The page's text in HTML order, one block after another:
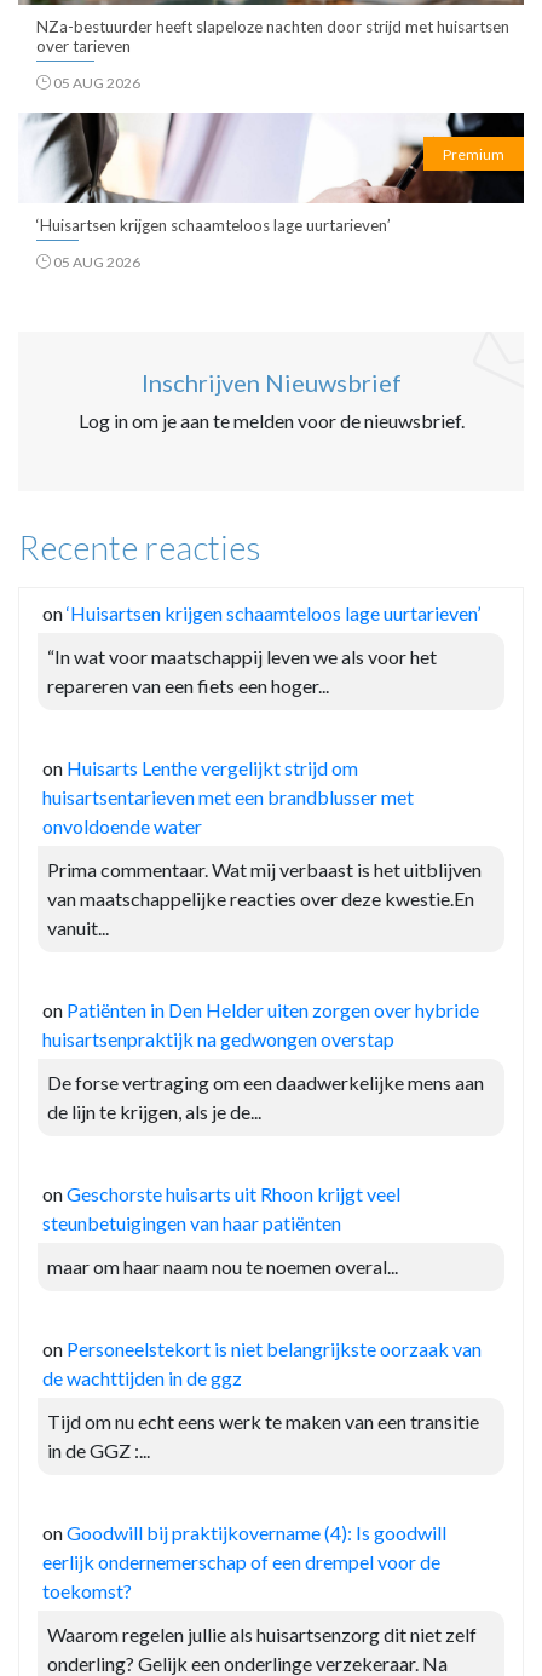
NZa-bestuurder heeft slapeloze nachten door strijd met huisartsen
over tarieven
05 AUG 2026
Premium
‘Huisartsen krijgen schaamteloos lage uurtarieven’
05 AUG 2026
Inschrijven Nieuwsbrief
Log in om je aan te melden voor de nieuwsbrief.
Recente reacties
on‘Huisartsen krijgen schaamteloos lage uurtarieven’
“In wat voor maatschappij leven we als voor het
repareren van een fiets een hoger...
on Huisarts Lenthe vergelijkt strijd om
huisartsentarieven met een brandblusser met
onvoldoende water
Prima commentaar. Wat mij verbaast is het uitblijven
van maatschappelijke reacties over deze kwestie.En
vanuit...
on Patiënten in Den Helder uiten zorgen over hybride
huisartsenpraktijk na gedwongen overstap
De forse vertraging om een daadwerkelijke mens aan
de lijn te krijgen, als je de...
onGeschorste huisarts uit Rhoon krijgt veel
steunbetuigingen van haar patiënten
maar om haar naam nou te noemen overal...
on Personeelstekort is niet belangrijkste oorzaak van
de wachttijden in de ggz
Tijd om nu echt eens werk te maken van een transitie
in de GGZ :...
onGoodwill bij praktijkovername (4): Is goodwill
eerlijk ondernemerschap of een drempel voor de
toekomst?
Waarom regelen jullie als huisartsenzorg dit niet zelf
onderling? Gelijk een onderlinge verzekeraar. Na